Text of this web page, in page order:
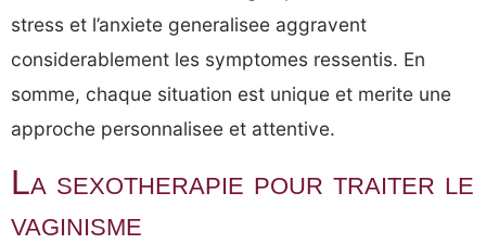
stress et l’anxiete generalisee aggravent
considerablement les symptomes ressentis. En
somme, chaque situation est unique et merite une
approche personnalisee et attentive.
La sexotherapie pour traiter le
vaginisme